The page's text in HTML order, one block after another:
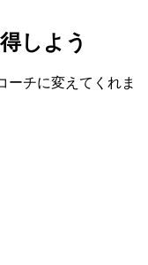
しよう
チに変えてくれま